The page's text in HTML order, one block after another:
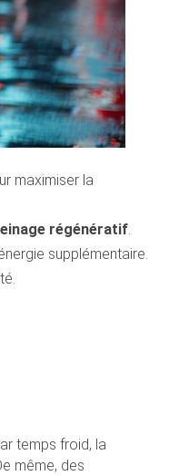
maximiser la
régénératif.
supplémentaire.
temps froid, la
même, des